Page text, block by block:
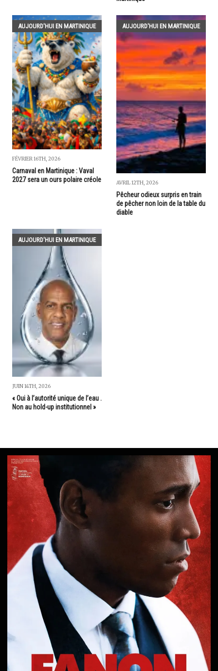
AUJOURD'HUI EN MARTINIQUE
FÉVRIER 16TH, 2026
Carnaval en Martinique : Vaval
2027 sera un ours polaire créole
AUJOURD'HUI EN MARTINIQUE
AVRIL 12TH, 2026
Pêcheur odieux surpris en train
de pêcher non loin de la table du
diable
AUJOURD'HUI EN MARTINIQUE
JUIN 14TH, 2026
« Oui à l’autorité unique de l’eau .
Non au hold-up institutionnel »